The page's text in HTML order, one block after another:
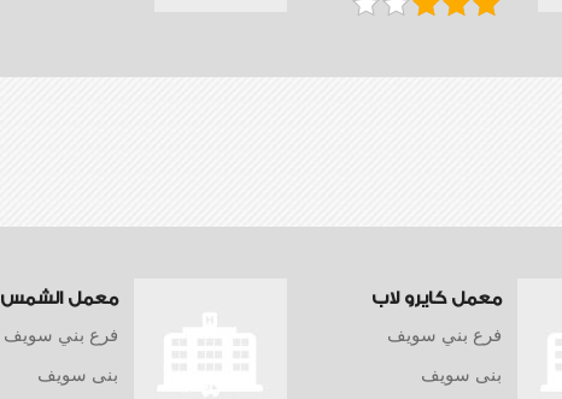
معمل الشمس
فرع بني سويف
بنى سويف
معمل كايرو لاب
فرع بني سويف
بنى سويف